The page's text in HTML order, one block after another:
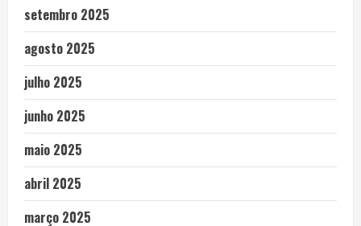
setembro 2025
agosto 2025
julho 2025
junho 2025
maio 2025
abril 2025
março 2025